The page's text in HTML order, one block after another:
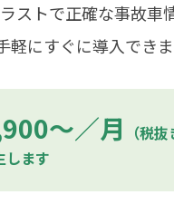
ストで正確な事故車
にすぐに導入できま
～／月
（税抜
ます